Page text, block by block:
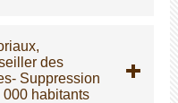
des
Suppression
habitants